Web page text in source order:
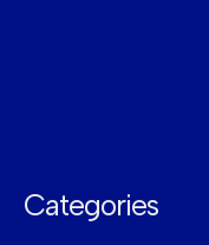
Categories